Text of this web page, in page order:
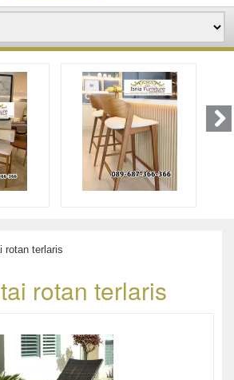
rotan terlaris
rotan terlaris